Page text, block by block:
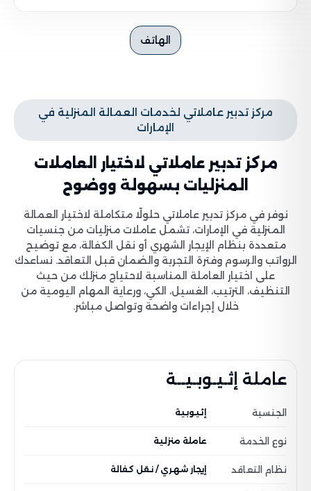
الهاتف
مركز تدبير عاملاتي لخدمات العمالة المنزلية في
الإمارات
مركز تدبير عاملاتي لاختيار العاملات
المنزليات بسهولة ووضوح
نوفر في مركز تدبير عاملاتي حلولًا متكاملة لاختيار العمالة
المنزلية في الإمارات، تشمل عاملات منزليات من جنسيات
متعددة بنظام الإيجار الشهري أو نقل الكفالة، مع توضيح
الرواتب والرسوم وفترة التجربة والضمان قبل التعاقد. نساعدك
على اختيار العاملة المناسبة لاحتياج منزلك من حيث
التنظيف، الترتيب، الغسيل، الكي، ورعاية المهام اليومية من
خلال إجراءات واضحة وتواصل مباشر.
عاملة إثـيـوبـيــة
الجنسية إثيوبية
نوع الخدمة عاملة منزلية
نظام التعاقد إيجار شهري / نقل كفالة